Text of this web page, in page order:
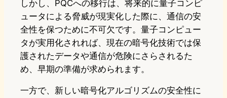
しかし、PQCへの移行は、将来的に量子コンピ
ュータによる脅威が現実化した際に、通信の安
全性を保つために不可欠です。量子コンピュー
タが実用化されれば、現在の暗号化技術では保
護されたデータや通信が危険にさらされるた
め、早期の準備が求められます。
一方で、新しい暗号化アルゴリズムの安全性に